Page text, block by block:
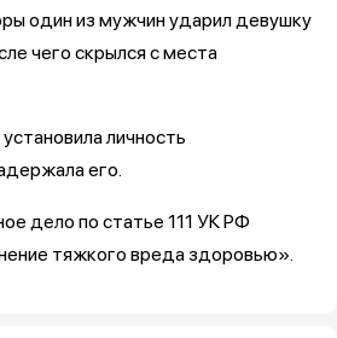
один из мужчин ударил девушку
чего скрылся с места
личность
его.
дело по статье 111 УК РФ
тяжкого вреда здоровью».